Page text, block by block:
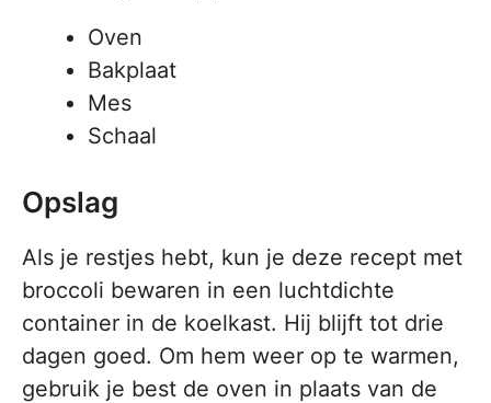
Oven
Bakplaat
Mes
Schaal
Opslag
Als je restjes hebt, kun je deze recept met
broccoli bewaren in een luchtdichte
container in de koelkast. Hij blijft tot drie
dagen goed. Om hem weer op te warmen,
gebruik je best de oven in plaats van de